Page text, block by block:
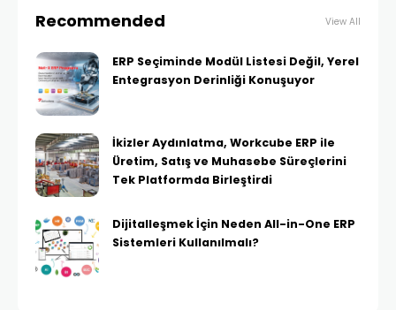
Recommended View All
ERP Seçiminde Modül Listesi Değil, Yerel
Entegrasyon Derinliği Konuşuyor
İkizler Aydınlatma, Workcube ERP ile
Üretim, Satış ve Muhasebe Süreçlerini
Tek Platformda Birleştirdi
Dijitalleşmek İçin Neden All-in-One ERP
Sistemleri Kullanılmalı?